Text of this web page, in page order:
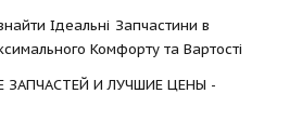
Ідеальні Запчастини в
Комфорту та Вартості
ЗАПЧАСТЕЙ И ЛУЧШИЕ ЦЕНЫ -